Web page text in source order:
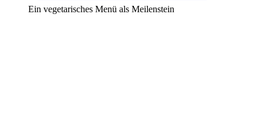
Ein vegetarisches Menü als Meilenstein